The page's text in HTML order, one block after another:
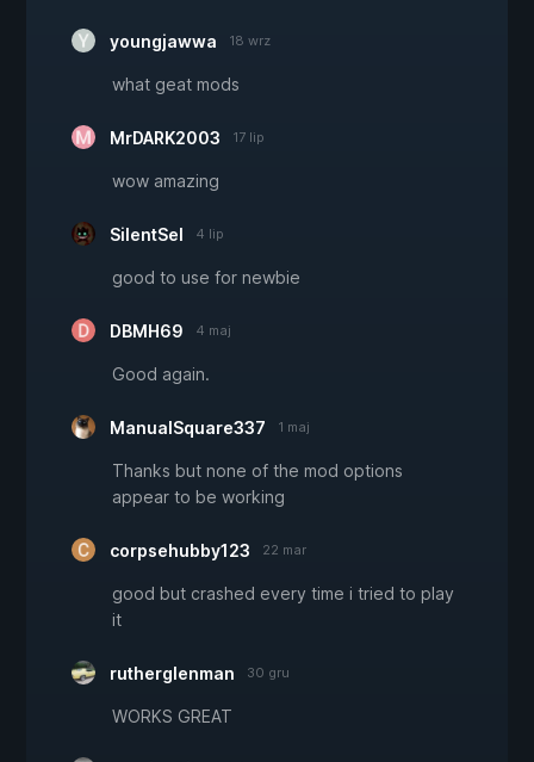
youngjawwa 18 wrz
what geat mods
MrDARK2003 17 lip
wow amazing
SilentSel 4 lip
good to use for newbie
DBMH69 4 maj
Good again.
ManualSquare337 1 maj
Thanks but none of the mod options
appear to be working
corpsehubby123 22 mar
good but crashed every time i tried to play
it
rutherglenman 30 gru
WORKS GREAT